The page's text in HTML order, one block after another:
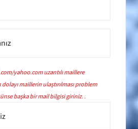
yahoo.com uzantılı maillere
maillerin ulaştırılması problem
başka bir mail bilgisi giriniz. .